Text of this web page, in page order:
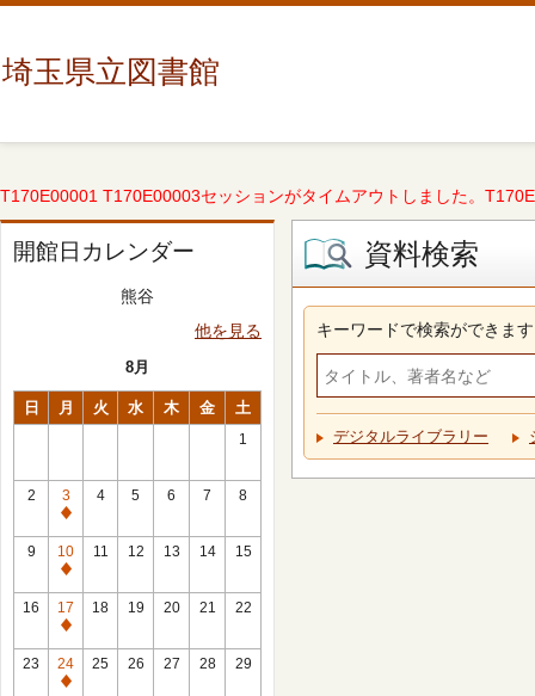
埼玉県立図書館
T170E00001 T170E00003セッションがタイムアウトしました。
開館日カレンダー
熊谷
他を見る
8月
日 月 火 水 木 金 土
1
2
3
休
館
日
4 5 6 7 8
9
10
休
館
日
11 12 13 14 15
16
17
休
館
日
18 19 20 21 22
23
24
休
25 26 27 28 29
資料検索
キーワードで検索ができます
デジタルライブラリー